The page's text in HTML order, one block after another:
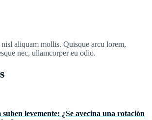
aliquam mollis. Quisque arcu lorem,
nec, ullamcorper eu odio.
levemente: ¿Se avecina una rotación